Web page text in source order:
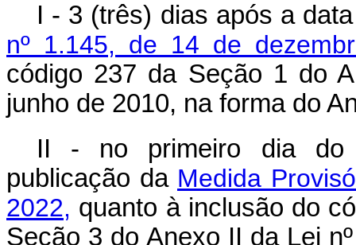
I - 3 (três) dias após a
nº 1.145, de 14 de
código 237 da Seção 1 do
junho de 2010, na forma do
II - no primeiro dia do
publicação da Medida
2022, quanto à inclusão do
Seção 3 do Anexo II da Lei